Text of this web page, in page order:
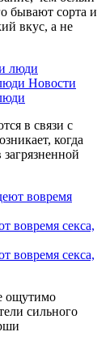
бывают сорта и
вкус, а не
Новости
в связи с
когда
вовремя секса,
вовремя секса,
ощутимо
сильного